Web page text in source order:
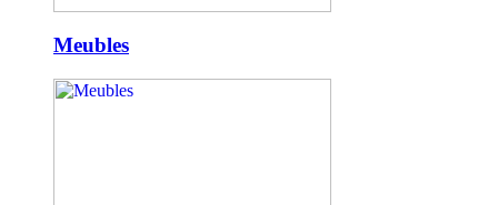
Meubles